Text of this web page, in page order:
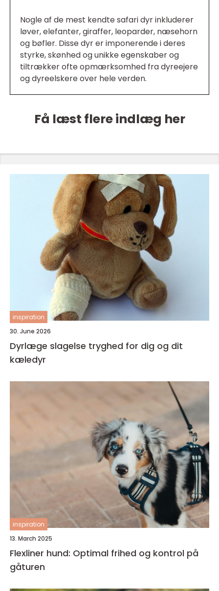
Nogle af de mest kendte safari dyr inkluderer
løver, elefanter, giraffer, leoparder, næsehorn
og bøfler. Disse dyr er imponerende i deres
styrke, skønhed og unikke egenskaber og
tiltrækker ofte opmærksomhed fra dyreejere
og dyreelskere over hele verden.
Få læst flere indlæg her
inspiration
30. June 2026
Dyrlæge slagelse tryghed for dig og dit
kæledyr
inspiration
13. March 2025
Flexliner hund: Optimal frihed og kontrol på
gåturen